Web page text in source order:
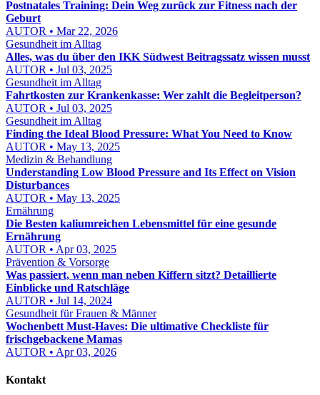
Postnatales Training: Dein Weg zurück zur Fitness nach der
Geburt
AUTOR • Mar 22, 2026
Gesundheit im Alltag
Alles, was du über den IKK Südwest Beitragssatz wissen musst
AUTOR • Jul 03, 2025
Gesundheit im Alltag
Fahrtkosten zur Krankenkasse: Wer zahlt die Begleitperson?
AUTOR • Jul 03, 2025
Gesundheit im Alltag
Finding the Ideal Blood Pressure: What You Need to Know
AUTOR • May 13, 2025
Medizin & Behandlung
Understanding Low Blood Pressure and Its Effect on Vision
Disturbances
AUTOR • May 13, 2025
Ernährung
Die Besten kaliumreichen Lebensmittel für eine gesunde
Ernährung
AUTOR • Apr 03, 2025
Prävention & Vorsorge
Was passiert, wenn man neben Kiffern sitzt? Detaillierte
Einblicke und Ratschläge
AUTOR • Jul 14, 2024
Gesundheit für Frauen & Männer
Wochenbett Must-Haves: Die ultimative Checkliste für
frischgebackene Mamas
AUTOR • Apr 03, 2026
Kontakt